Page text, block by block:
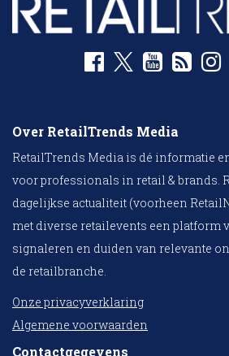
Over RetailTrends Media
RetailTrends Media is dé informatie
voor professionals in retail & brands.
dagelijkse actualiteit (voorheen
met diverse retailevents een platform
signaleren en duiden van relevante
de retailbranche.
Onze privacyverklaring
Algemene voorwaarden
Contactgegevens